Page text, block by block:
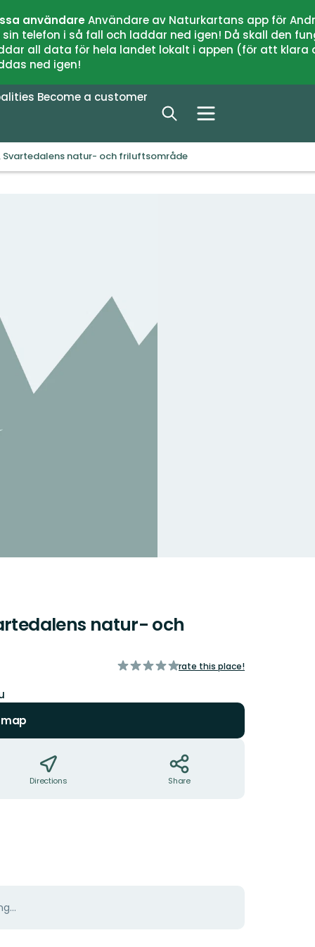
användareAnvändare av Naturkartans app för
telefon i så fall och laddar ned igen! Då skall den
all data för hela landet lokalt i appen (för att
ned igen!
Become a customer
Svartedalens natur- och friluftsområde
natur- och
of
rate this place!
map
Directions Share